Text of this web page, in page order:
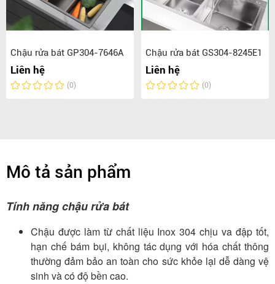
Chậu rửa bát GP304-7646A
Liên hệ
(0)
Chậu rửa bát GS304-8245E1
Liên hệ
(0)
Mô tả sản phẩm
Tính năng chậu rửa bát
Chậu được làm từ chất liệu Inox 304 chịu va đập tốt,
hạn chế bám bụi, không tác dụng với hóa chất thông
thường đảm bảo an toàn cho sức khỏe lại dễ dàng vệ
sinh và có độ bền cao.